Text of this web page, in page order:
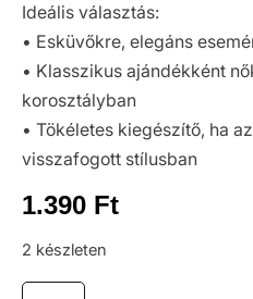
Ideális választás:
• Esküvőkre, elegáns
• Klasszikus ajándékként
korosztályban
• Tökéletes kiegészítő, ha
visszafogott stílusban
1.390 Ft
2 készleten